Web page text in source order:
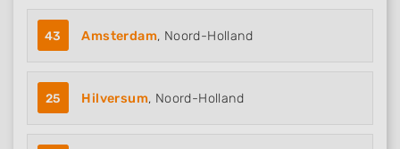
43 Amsterdam, Noord-Holland
25 Hilversum, Noord-Holland